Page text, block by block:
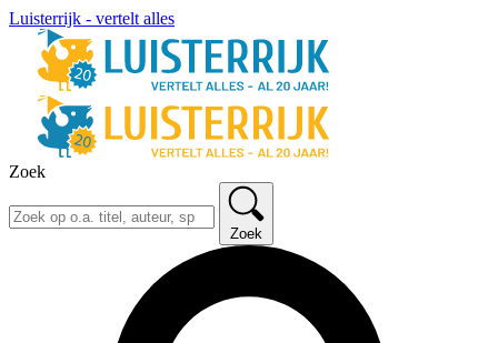
Luisterrijk - vertelt alles
Zoek
Zoek